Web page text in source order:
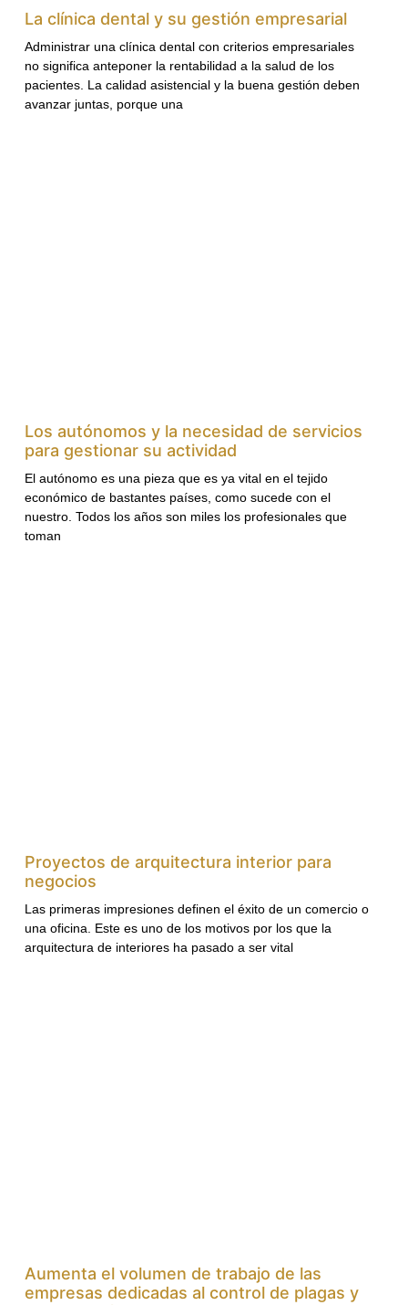
La clínica dental y su gestión empresarial
Administrar una clínica dental con criterios empresariales
no significa anteponer la rentabilidad a la salud de los
pacientes. La calidad asistencial y la buena gestión deben
avanzar juntas, porque una
Los autónomos y la necesidad de servicios
para gestionar su actividad
El autónomo es una pieza que es ya vital en el tejido
económico de bastantes países, como sucede con el
nuestro. Todos los años son miles los profesionales que
toman
Proyectos de arquitectura interior para
negocios
Las primeras impresiones definen el éxito de un comercio o
una oficina. Este es uno de los motivos por los que la
arquitectura de interiores ha pasado a ser vital
Aumenta el volumen de trabajo de las
empresas dedicadas al control de plagas y